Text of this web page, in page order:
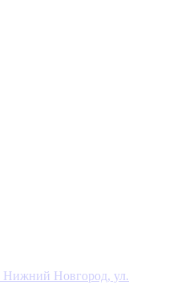
Нижний Новгород, ул.